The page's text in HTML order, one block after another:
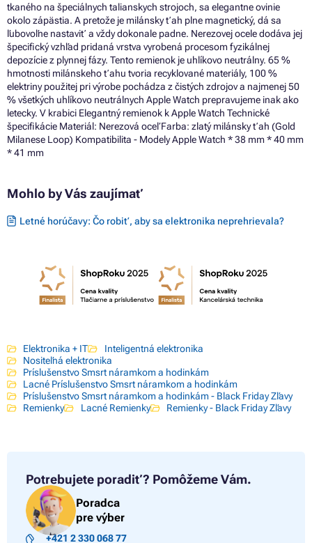
tkaného na špeciálnych talianskych strojoch, sa elegantne ovinie
okolo zápästia. A pretože je milánsky ťah plne magnetický, dá sa
ľubovoľne nastaviť a vždy dokonale padne. Nerezovej ocele dodáva jej
špecifický vzhľad pridaná vrstva vyrobená procesom fyzikálnej
depozície z plynnej fázy. Tento remienok je uhlíkovo neutrálny. 65 %
hmotnosti milánskeho ťahu tvoria recyklované materiály, 100 %
elektriny použitej pri výrobe pochádza z čistých zdrojov a najmenej 50
% všetkých uhlíkovo neutrálnych Apple Watch prepravujeme inak ako
letecky. V krabici Elegantný remienok k Apple Watch Technické
špecifikácie Materiál: Nerezová oceľ Farba: zlatý milánsky ťah (Gold
Milanese Loop) Kompatibilita - Modely Apple Watch * 38 mm * 40 mm
* 41 mm
Mohlo by Vás zaujímať
Letné horúčavy: Čo robiť, aby sa elektronika neprehrievala?
Elektronika + IT
Inteligentná elektronika
Nositeľná elektronika
Príslušenstvo Smsrt náramkom a hodinkám
Lacné Príslušenstvo Smsrt náramkom a hodinkám
Príslušenstvo Smsrt náramkom a hodinkám - Black Friday Zľavy
Remienky
Lacné Remienky Remienky - Black Friday Zľavy
Potrebujete poradiť? Pomôžeme Vám.
Poradca
pre výber
+421 2 330 068 77